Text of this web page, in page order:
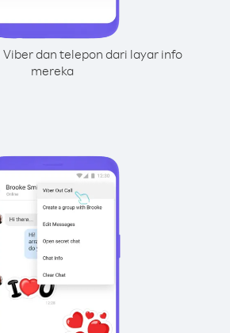
Viber dan telepon dari layar info
mereka